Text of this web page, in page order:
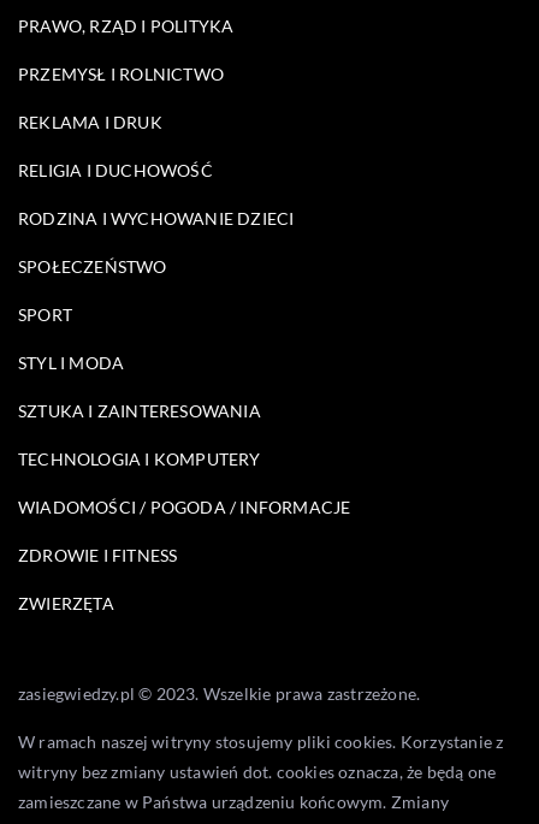
PRAWO, RZĄD I POLITYKA
PRZEMYSŁ I ROLNICTWO
REKLAMA I DRUK
RELIGIA I DUCHOWOŚĆ
RODZINA I WYCHOWANIE DZIECI
SPOŁECZEŃSTWO
SPORT
STYL I MODA
SZTUKA I ZAINTERESOWANIA
TECHNOLOGIA I KOMPUTERY
WIADOMOŚCI / POGODA / INFORMACJE
ZDROWIE I FITNESS
ZWIERZĘTA
zasiegwiedzy.pl © 2023. Wszelkie prawa zastrzeżone.
W ramach naszej witryny stosujemy pliki cookies. Korzystanie z
witryny bez zmiany ustawień dot. cookies oznacza, że będą one
zamieszczane w Państwa urządzeniu końcowym. Zmiany